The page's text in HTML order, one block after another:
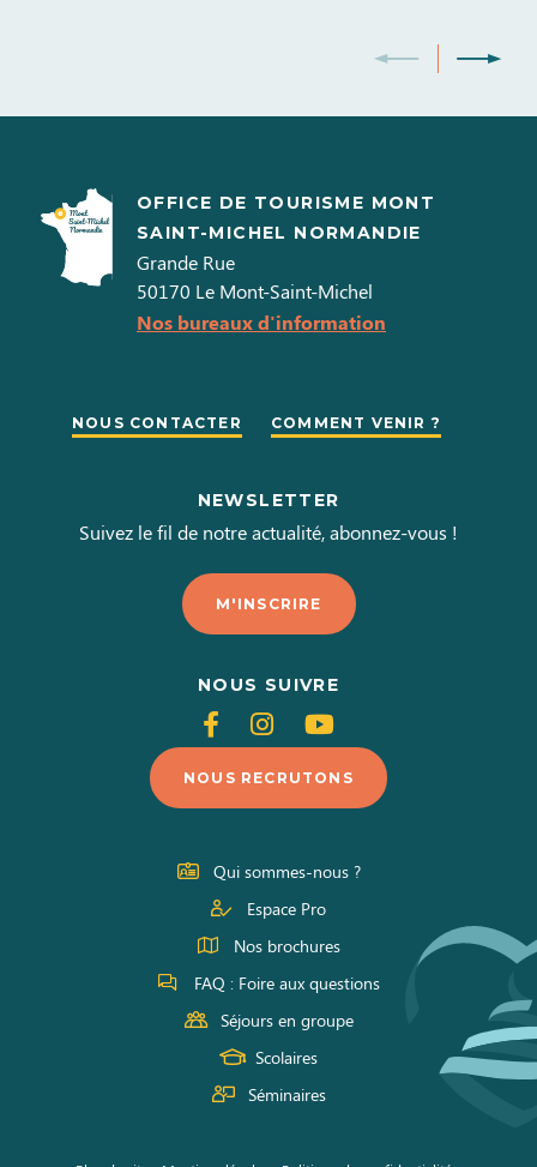
OFFICE DE TOURISME MONT
SAINT-MICHEL NORMANDIE
Grande Rue
50170 Le Mont-Saint-Michel
Nos bureaux d'information
NOUS CONTACTER COMMENT VENIR ?
NEWSLETTER
Suivez le fil de notre actualité, abonnez-vous !
M'INSCRIRE
NOUS SUIVRE
Suivez-
nous
sur
Facebook
Suivez-
nous
sur
Instagram
Suivez-
nous
sur
Youtube
NOUS RECRUTONS
Qui sommes-nous ?
Espace Pro
Nos brochures
FAQ : Foire aux questions
Séjours en groupe
Scolaires
Séminaires